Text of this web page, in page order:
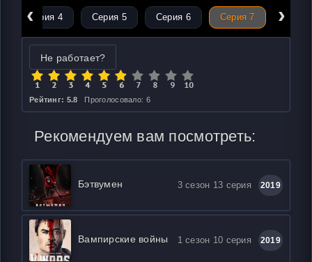
‹
Серия 4 Серия 5 Серия 6 Серия 7 ›
Не работает?
Рейтинг: 5.8 Проголосовало: 6
Рекомендуем вам посмотреть:
Бэтвумен 3 сезон 13 серия 2019
Вампирские войны 1 сезон 10 серия 2019